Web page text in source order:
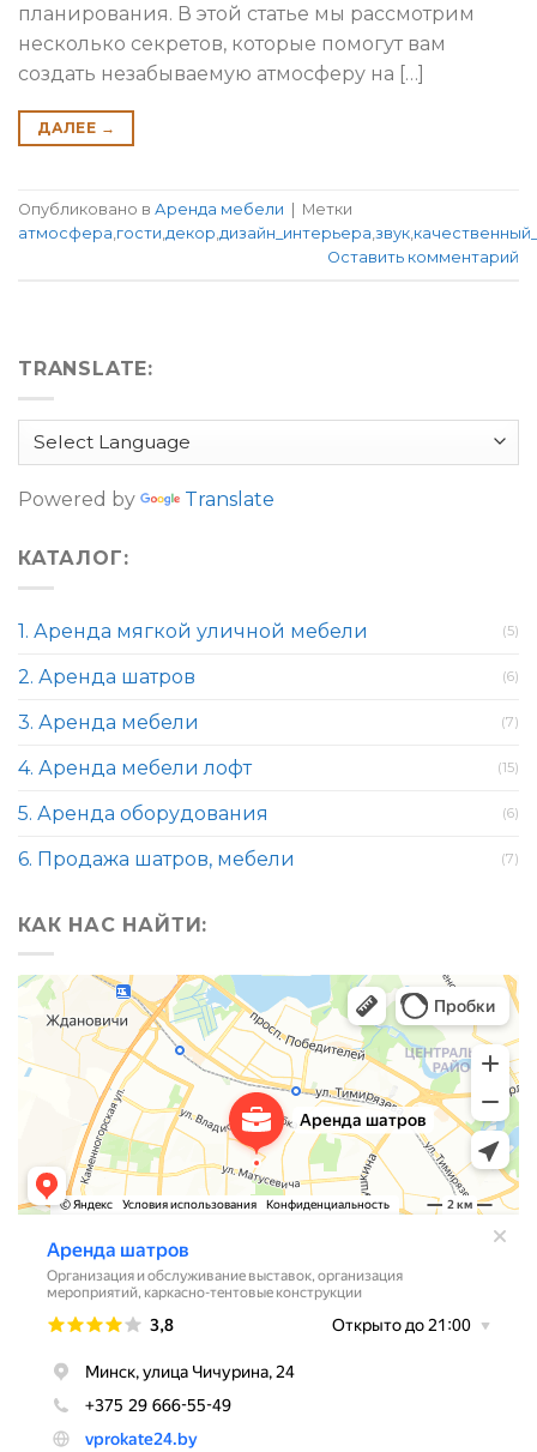
TRANSLATE:
Powered by Translate
КАТАЛОГ:
1. Аренда мягкой уличной мебели (5)
2. Аренда шатров (6)
3. Аренда мебели (7)
4. Аренда мебели лофт (15)
5. Аренда оборудования (6)
6. Продажа шатров, мебели (7)
КАК НАС НАЙТИ:
планирования. В этой статье мы рассмотрим
несколько секретов, которые помогут вам
создать незабываемую атмосферу на […]
ДАЛЕЕ →
Опубликовано в Аренда мебели
Метки
атмосфера,гости,декор,дизайн_интерьера,звук,
Оставить комментарий